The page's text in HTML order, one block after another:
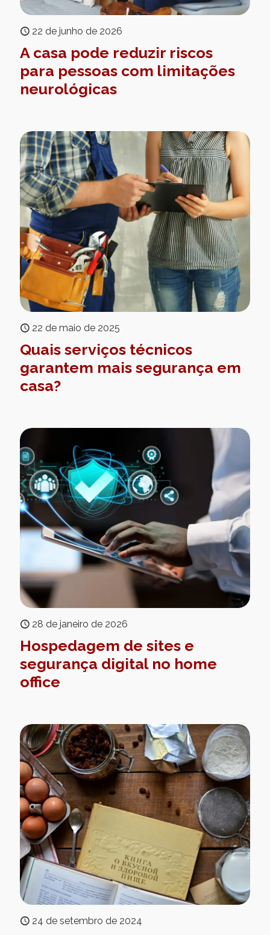
22 de junho de 2026
A casa pode reduzir riscos
para pessoas com limitações
neurológicas
22 de maio de 2025
Quais serviços técnicos
garantem mais segurança em
casa?
28 de janeiro de 2026
Hospedagem de sites e
segurança digital no home
office
24 de setembro de 2024